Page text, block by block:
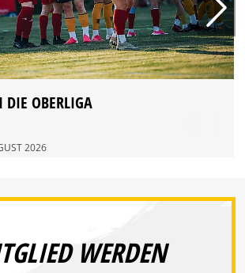
DIE OBERLIGA
2026
WERDEN